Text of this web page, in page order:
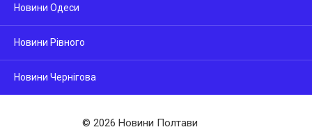
Новини Одеси
Новини Рівного
Новини Чернігова
© 2026 Новини Полтави